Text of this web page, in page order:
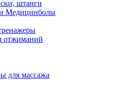
штанги
Медицинболы
отжиманий
для массажа